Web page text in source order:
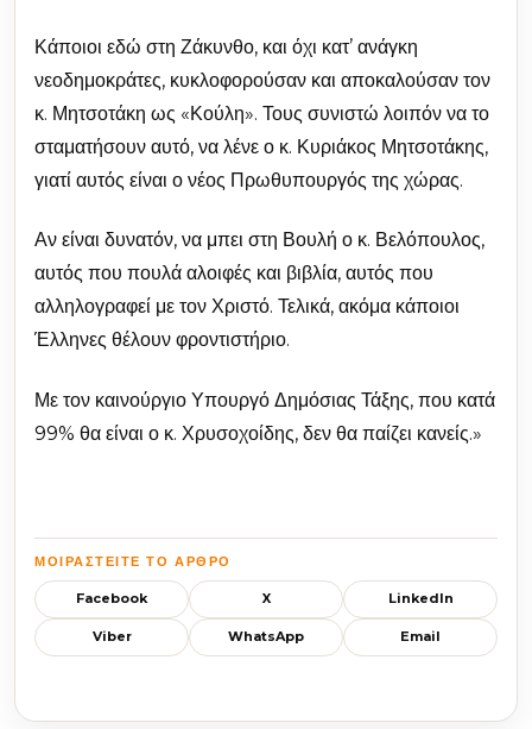
Κάποιοι εδώ στη Ζάκυνθο, και όχι κατ’ ανάγκη
νεοδημοκράτες, κυκλοφορούσαν και αποκαλούσαν τον
κ. Μητσοτάκη ως «Κούλη». Τους συνιστώ λοιπόν να το
σταματήσουν αυτό, να λένε ο κ. Κυριάκος Μητσοτάκης,
γιατί αυτός είναι ο νέος Πρωθυπουργός της χώρας.
Αν είναι δυνατόν, να μπει στη Βουλή ο κ. Βελόπουλος,
αυτός που πουλά αλοιφές και βιβλία, αυτός που
αλληλογραφεί με τον Χριστό. Τελικά, ακόμα κάποιοι
Έλληνες θέλουν φροντιστήριο.
Με τον καινούργιο Υπουργό Δημόσιας Τάξης, που κατά
99% θα είναι ο κ. Χρυσοχοίδης, δεν θα παίζει κανείς.»
ΜΟΙΡΑΣΤΕΊΤΕ ΤΟ ΆΡΘΡΟ
Facebook X LinkedIn
Viber WhatsApp Email